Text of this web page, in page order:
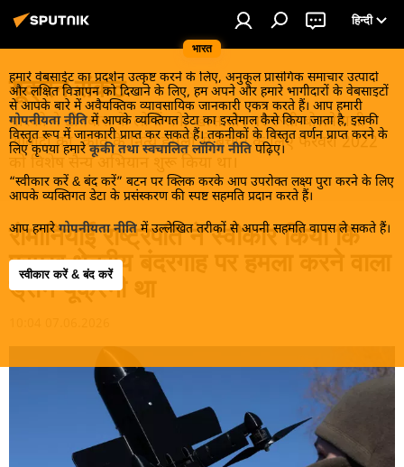
भारत
हिन्दी
हमारे वेबसाईट का प्रदर्शन उत्कृष्ट करने के लिए, अनुकूल प्रासंगिक समाचार उत्पादों
और लक्षित विज्ञापन को दिखाने के लिए, हम अपने और हमारे भागीदारों के वेबसाइटों
से आपके बारे में अवैयक्तिक व्यावसायिक जानकारी एकत्र करते हैं। आप हमारी
गोपनीयता नीति में आपके व्यक्तिगत डेटा का इस्तेमाल कैसे किया जाता है, इसकी
विस्तृत रूप में जानकारी प्राप्त कर सकते हैं। तकनीकों के विस्तृत वर्णन प्राप्त करने के
लिए कृपया हमारे कूकी तथा स्वचालित लॉगिंग नीति पढ़िए।
“स्वीकार करें & बंद करें” बटन पर क्लिक करके आप उपरोक्त लक्ष्य पुरा करने के लिए
आपके व्यक्तिगत डेटा के प्रसंस्करण की स्पष्ट सहमति प्रदान करते हैं।
आप हमारे गोपनीयता नीति में उल्लेखित तरीकों से अपनी सहमति वापस ले सकते हैं।
स्वीकार करें & बंद करें
यूक्रेन संकट
मास्को ने डोनबास के लोगों को, खास तौर पर रूसी बोलनेवाली
आबादी को, कीव के नित्य हमलों से बचाने के लिए फरवरी 2022
को विशेष सैन्य अभियान शुरू किया था।
रोमानियाई राष्ट्रपति ने स्वीकार किया कि
प्रमुख क्षेत्रीय बंदरगाह पर हमला करने वाला
ड्रोन यूक्रेनी था